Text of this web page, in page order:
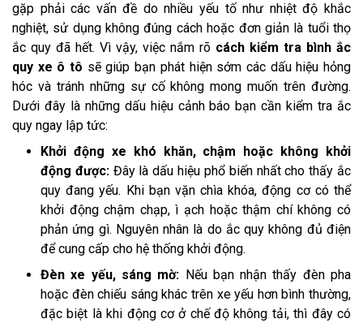
gặp phải các vấn đề do nhiều yếu tố như nhiệt độ khắc
nghiệt, sử dụng không đúng cách hoặc đơn giản là tuổi thọ
ắc quy đã hết. Vì vậy, việc nắm rõ cách kiểm tra bình ắc
quy xe ô tô sẽ giúp bạn phát hiện sớm các dấu hiệu hỏng
hóc và tránh những sự cố không mong muốn trên đường.
Dưới đây là những dấu hiệu cảnh báo bạn cần kiểm tra ắc
quy ngay lập tức:
Khởi động xe khó khăn, chậm hoặc không khởi
động được: Đây là dấu hiệu phổ biến nhất cho thấy ắc
quy đang yếu. Khi bạn vặn chìa khóa, động cơ có thể
khởi động chậm chạp, ì ạch hoặc thậm chí không có
phản ứng gì. Nguyên nhân là do ắc quy không đủ điện
để cung cấp cho hệ thống khởi động.
Đèn xe yếu, sáng mờ: Nếu bạn nhận thấy đèn pha
hoặc đèn chiếu sáng khác trên xe yếu hơn bình thường,
đặc biệt là khi động cơ ở chế độ không tải, thì đây có